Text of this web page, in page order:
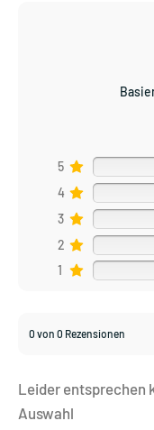
5
4
3
2
1
0 von 0 Rezensionen
Leider entsprechen
Auswahl